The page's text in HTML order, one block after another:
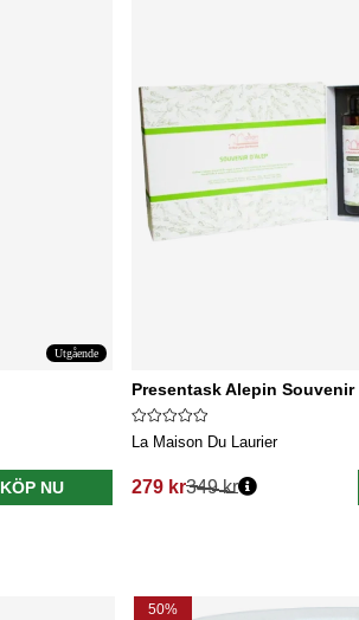
Utgående
KÖP NU
Presentask Alepin Souvenir
La Maison Du Laurier
279 kr
Ordinarie pris:
349 kr
50%